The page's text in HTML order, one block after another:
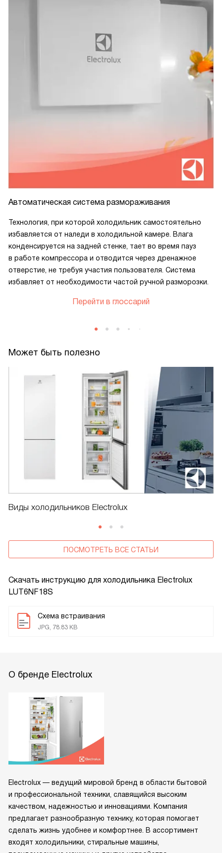
Скачать инструкцию для холодильника Electrolux
LUT6NF18S
Схема встраивания
JPG, 78.83 KB
Автоматическая система размораживания
Технология, при которой холодильник самостоятельно
избавляется от наледи в холодильной камере. Влага
конденсируется на задней стенке, тает во время пауз
в работе компрессора и отводится через дренажное
отверстие, не требуя участия пользователя. Система
избавляет от необходимости частой ручной разморозки.
Перейти в глоссарий
Может быть полезно
Виды холодильников Electrolux
ПОСМОТРЕТЬ ВСЕ СТАТЬИ
О бренде Electrolux
Electrolux — ведущий мировой бренд в области бытовой
и профессиональной техники, славящийся высоким
качеством, надежностью и инновациями. Компания
предлагает разнообразную технику, которая помогает
сделать жизнь удобнее и комфортнее. В ассортимент
входят холодильники, стиральные машины,